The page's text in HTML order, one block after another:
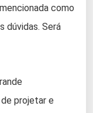
como
dúvidas. Será
projetar e